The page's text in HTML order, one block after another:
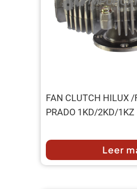
FAN CLUTCH HILUX /
PRADO 1KD/2KD/1KZ
Leer